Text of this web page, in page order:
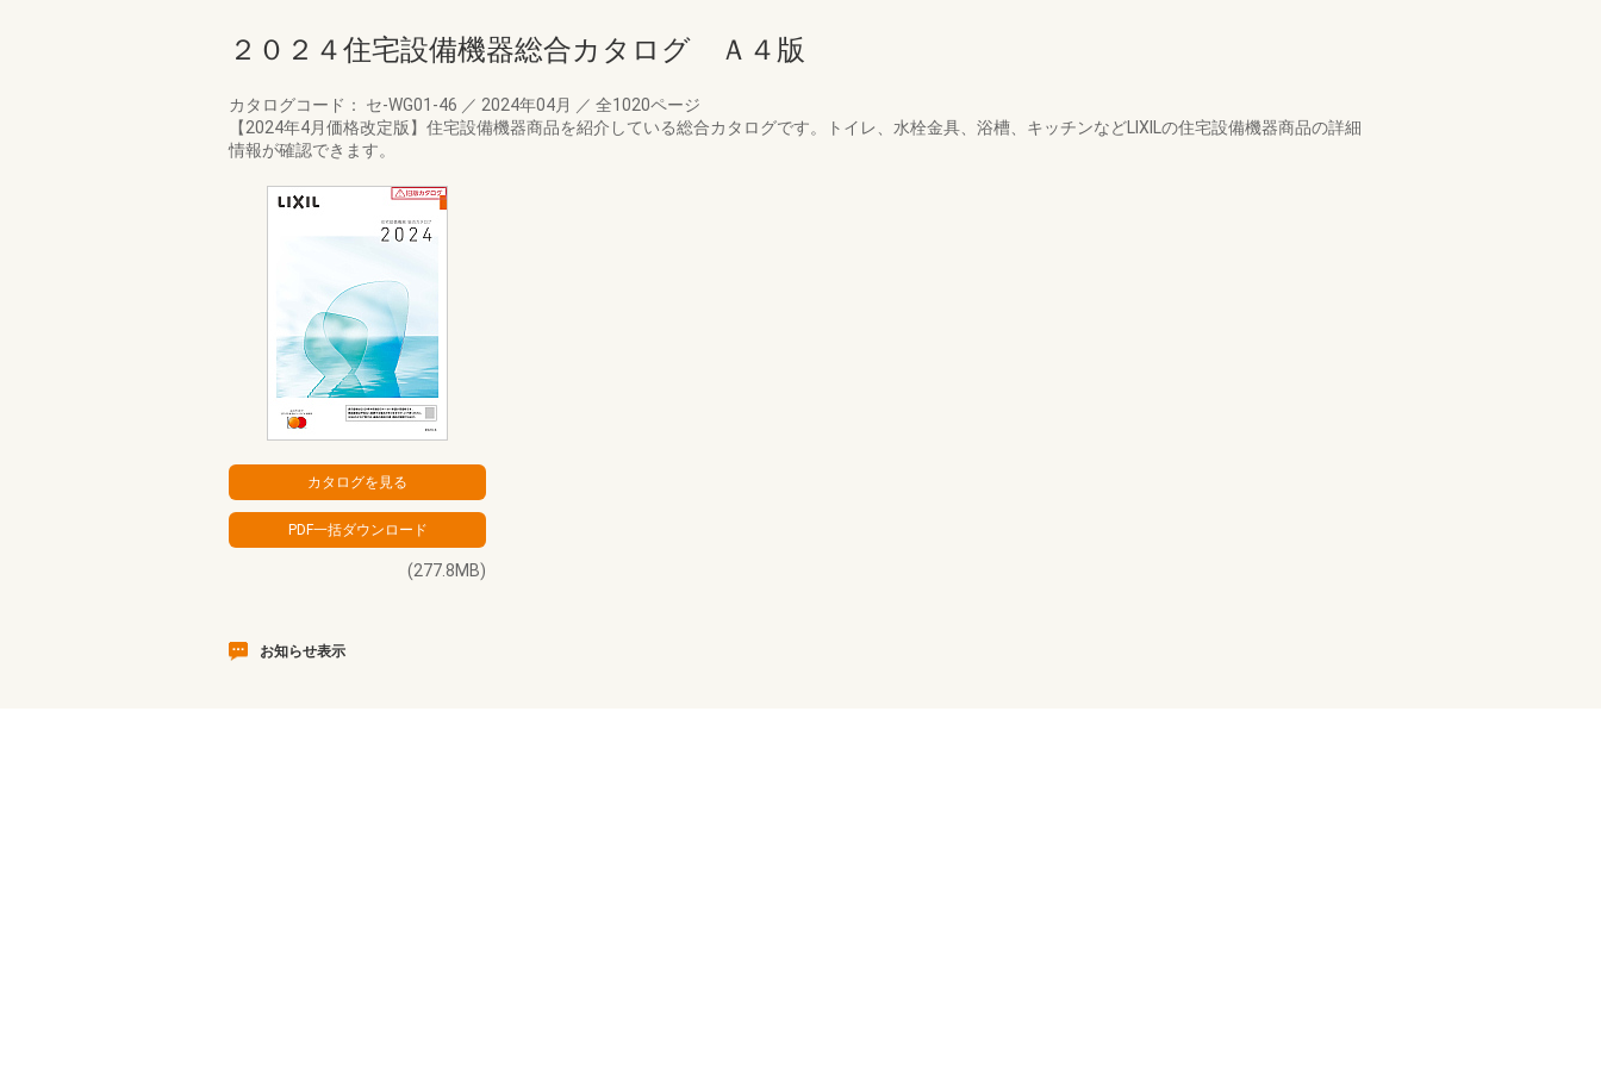
２０２４住宅設備機器総合カタログ Ａ４版
カタログコード： セ-WG01-46 ／ 2024年04月 ／ 全1020ページ
【2024年4月価格改定版】住宅設備機器商品を紹介している総合カタログです。トイレ、水栓金具、浴槽、キッチンなどLIXILの住宅設備機器商品の詳細
情報が確認できます。
(277.8MB)
お知らせ表示